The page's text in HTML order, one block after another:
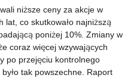
niższe ceny za akcje w
lat, co skutkowało najniższą
poniżej 10%. Zmiany w
coraz więcej wzywających
po przejęciu kontrolnego
tak powszechne. Raport